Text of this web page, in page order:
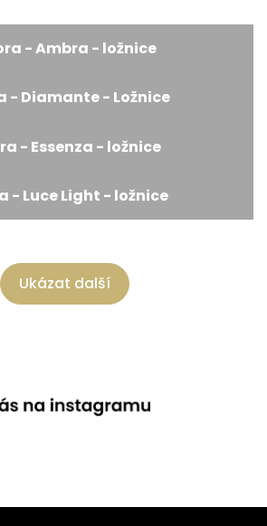
- Ambra - ložnice
- Diamante - Ložnice
- Essenza - ložnice
- Luce Light - ložnice
Ukázat další